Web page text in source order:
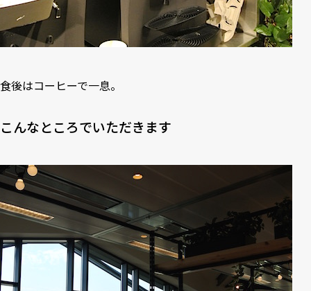
食後はコーヒーで一息。
こんなところでいただきます